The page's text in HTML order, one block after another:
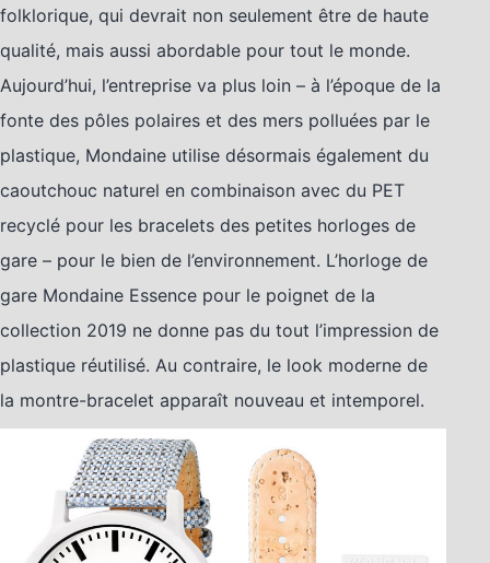
folklorique, qui devrait non seulement être de haute
qualité, mais aussi abordable pour tout le monde.
Aujourd’hui, l’entreprise va plus loin – à l’époque de la
fonte des pôles polaires et des mers polluées par le
plastique, Mondaine utilise désormais également du
caoutchouc naturel en combinaison avec du PET
recyclé pour les bracelets des petites horloges de
gare – pour le bien de l’environnement. L’horloge de
gare Mondaine Essence pour le poignet de la
collection 2019 ne donne pas du tout l’impression de
plastique réutilisé. Au contraire, le look moderne de
la montre-bracelet apparaît nouveau et intemporel.